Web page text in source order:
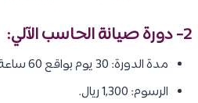
2- دورة صيانة الحاسب الآلي:
مدة الدورة: 30 يوم بواقع 60 ساعة.
الرسوم: 1,300 ريال.